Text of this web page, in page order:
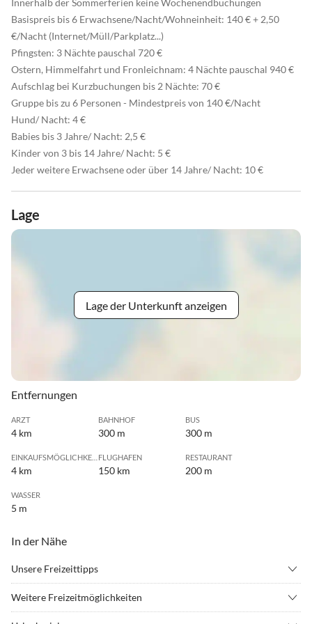
Innerhalb der Sommerferien keine Wochenendbuchungen
Basispreis bis 6 Erwachsene/Nacht/Wohneinheit: 140 € + 2,50
€/Nacht (Internet/Müll/Parkplatz...)
Pfingsten: 3 Nächte pauschal 720 €
Ostern, Himmelfahrt und Fronleichnam: 4 Nächte pauschal 940 €
Aufschlag bei Kurzbuchungen bis 2 Nächte: 70 €
Gruppe bis zu 6 Personen - Mindestpreis von 140 €/Nacht
Hund/ Nacht: 4 €
Babies bis 3 Jahre/ Nacht: 2,5 €
Kinder von 3 bis 14 Jahre/ Nacht: 5 €
Jeder weitere Erwachsene oder über 14 Jahre/ Nacht: 10 €
Lage
Lage der Unterkunft anzeigen
Entfernungen
ARZT
4 km
BAHNHOF
300 m
BUS
300 m
4 km
FLUGHAFEN
150 km
RESTAURANT
200 m
WASSER
5 m
In der Nähe
Unsere Freizeittipps
Weitere Freizeitmöglichkeiten